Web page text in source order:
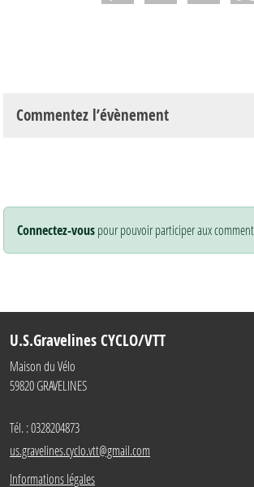
Commentez l’évènement
Connectez-vouspour pouvoir participer aux
U.S.Gravelines CYCLO/VTT
Maison du Vélo
59820GRAVELINES
Tél. :0328204873
us.gravelines.cyclo.vtt@gmail.com
Informations légales